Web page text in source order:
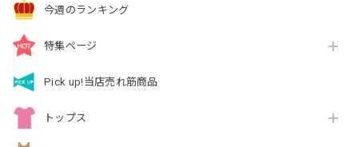
今週のランキング
特集ページ
Pick up!当店売れ筋商品
トップス